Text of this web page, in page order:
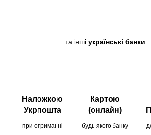
та інші українські банки
Наложкою
Укрпошта
Картою
(онлайн)
при отриманні будь-якого банку